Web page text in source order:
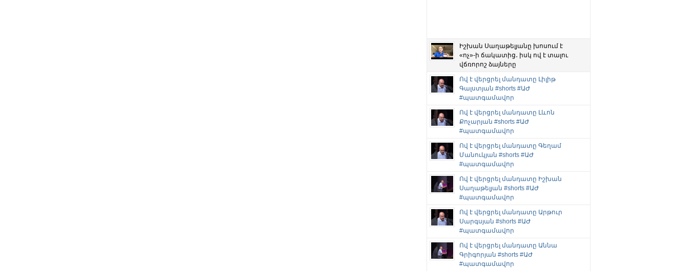
Իշխան Սաղաթելյանը խոսում է
«ոչ»-ի ճակատից․ իսկ ով է տալու
վճռորոշ ձայները
Ով է վերցրել մանդատը Լիլիթ
Գալստյան #shorts #ԱԺ
#պատգամավոր
Ով է վերցրել մանդատը Լևոն
Քոչարյան #shorts #ԱԺ
#պատգամավոր
Ով է վերցրել մանդատը Գեղամ
Մանուկյան #shorts #ԱԺ
#պատգամավոր
Ով է վերցրել մանդատը Իշխան
Սաղաթելյան #shorts #ԱԺ
#պատգամավոր
Ով է վերցրել մանդատը Արթուր
Սարգսյան #shorts #ԱԺ
#պատգամավոր
Ով է վերցրել մանդատը Աննա
Գրիգորյան #shorts #ԱԺ
#պատգամավոր